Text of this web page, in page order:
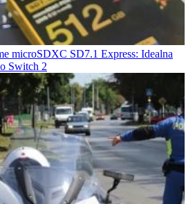
microSDXC SD7.1 Express: Idealna
Switch 2